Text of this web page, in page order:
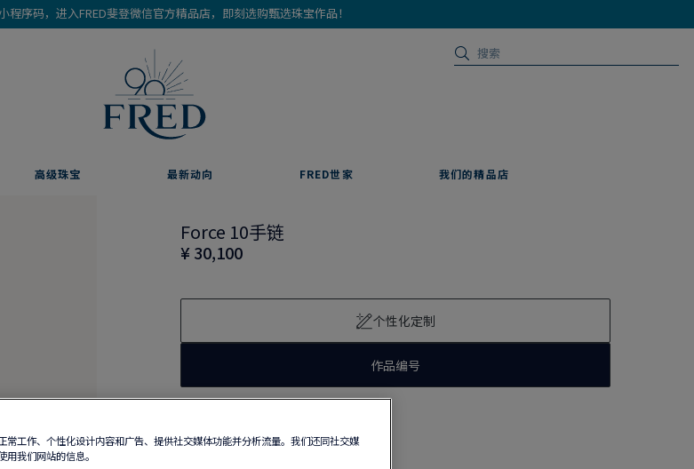
程序码，进入FRED斐登微信官方精品店，即刻选购甄选珠宝作品！
高级珠宝 最新动向 FRED世家 我们的精品店
Force 10手链
¥ 30,100
个性化定制
作品编号
工作、个性化设计内容和广告、提供社交媒体功能并分析流量。我们还同社交媒
我们网站的信息。